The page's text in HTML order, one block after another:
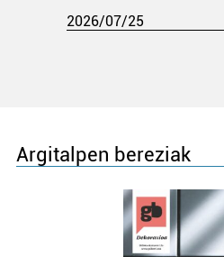
2026/07/25
Argitalpen bereziak